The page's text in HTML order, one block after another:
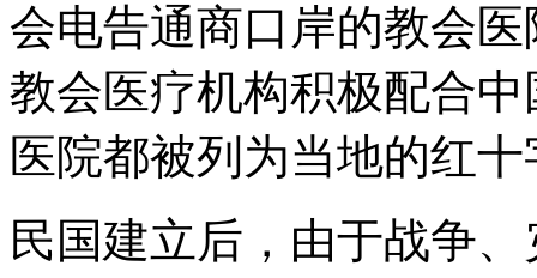
会电告通商口岸的教会
教会医疗机构积极配合
医院都被列为当地的红
民国建立后，由于战争